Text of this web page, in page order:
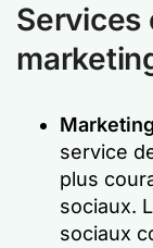
Services
service
plus
sociaux.
sociaux